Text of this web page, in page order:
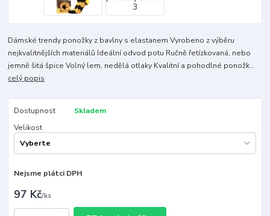
Dámské trendy ponožky z bavlny s elastanem Vyrobeno z výběru
nejkvalitnějších materiálů Ideální odvod potu Ručně řetízkovaná, nebo
jemně šitá špice Volný lem, nedělá otlaky Kvalitní a pohodlné ponožk...
celý popis
Dostupnost
Skladem
Velikost
Nejsme plátci DPH
97 Kč/ks